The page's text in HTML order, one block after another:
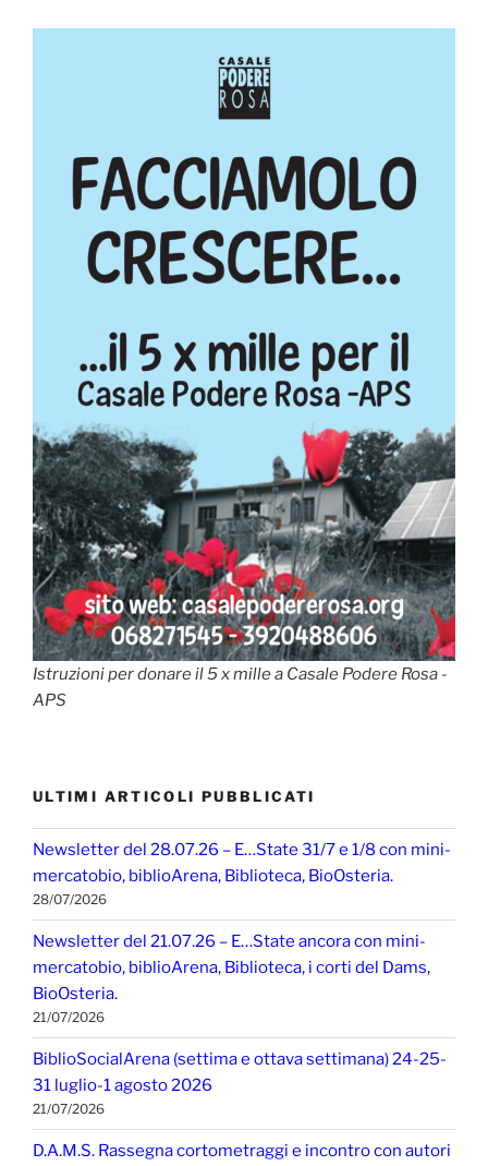
Istruzioni per donare il 5 x mille a Casale Podere Rosa -
APS
ULTIMI ARTICOLI PUBBLICATI
Newsletter del 28.07.26 – E…State 31/7 e 1/8 con mini-
mercatobio, biblioArena, Biblioteca, BioOsteria.
28/07/2026
Newsletter del 21.07.26 – E…State ancora con mini-
mercatobio, biblioArena, Biblioteca, i corti del Dams,
BioOsteria.
21/07/2026
BiblioSocialArena (settima e ottava settimana) 24-25-
31 luglio-1 agosto 2026
21/07/2026
D.A.M.S. Rassegna cortometraggi e incontro con autori